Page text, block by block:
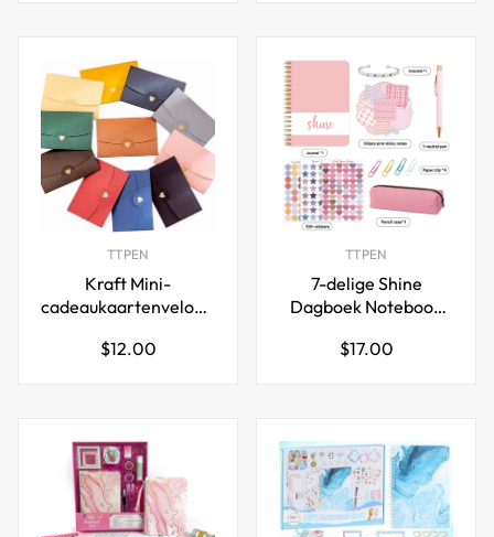
TTPEN
Kraft Mini-
cadeaukaartenveloppen
hartvormige sluiting,
Normale
$12.00
TTPEN
7-delige Shine
Dagboek Notebook
Cadeauset voor
Normale
$17.00